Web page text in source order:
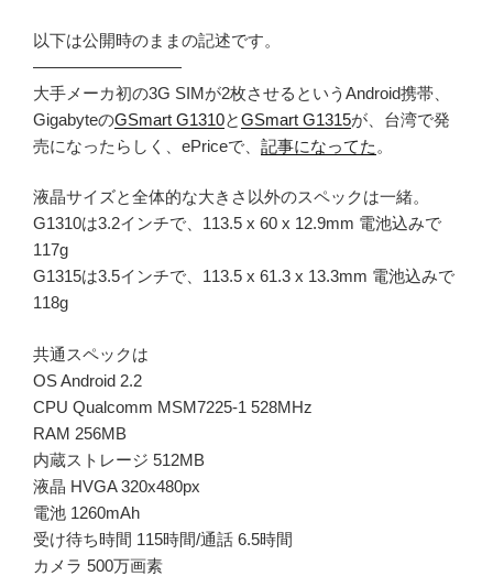
以下は公開時のままの記述です。
—————————
大手メーカ初の3G SIMが2枚させるというAndroid携帯、
GigabyteのGSmart G1310とGSmart G1315が、台湾で発
売になったらしく、ePriceで、 記事になってた 。
液晶サイズと全体的な大きさ以外のスペックは一緒。
G1310は3.2インチで、113.5 x 60 x 12.9mm 電池込みで
117g
G1315は3.5インチで、113.5 x 61.3 x 13.3mm 電池込みで
118g
共通スペックは
OS Android 2.2
CPU Qualcomm MSM7225-1 528MHz
RAM 256MB
内蔵ストレージ 512MB
液晶 HVGA 320x480px
電池 1260mAh
受け待ち時間 115時間/通話 6.5時間
カメラ 500万画素